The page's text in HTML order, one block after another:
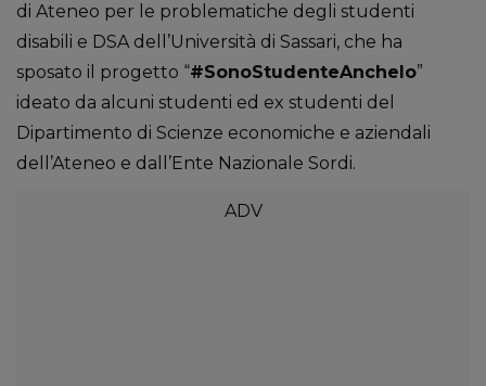
di Ateneo per le problematiche degli studenti
disabili e DSA dell’Università di Sassari, che ha
sposato il progetto “#SonoStudenteAncheIo”
ideato da alcuni studenti ed ex studenti del
Dipartimento di Scienze economiche e aziendali
dell’Ateneo e dall’Ente Nazionale Sordi.